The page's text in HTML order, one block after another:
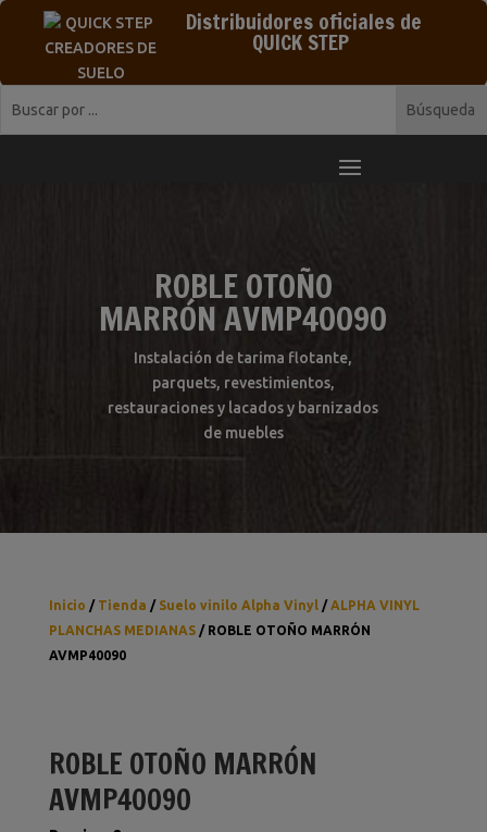
Distribuidores oficiales de
QUICK STEP
ROBLE OTOÑO
MARRÓN AVMP40090
Instalación de tarima flotante,
parquets, revestimientos,
restauraciones y lacados y barnizados
de muebles
Inicio / Tienda / Suelo vinilo Alpha Vinyl/ALPHA VINYL
PLANCHAS MEDIANAS/ ROBLE OTOÑO MARRÓN
AVMP40090
ROBLE OTOÑO MARRÓN
AVMP40090